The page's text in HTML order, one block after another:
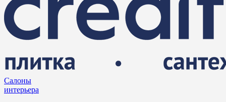
Салоны
интерьера